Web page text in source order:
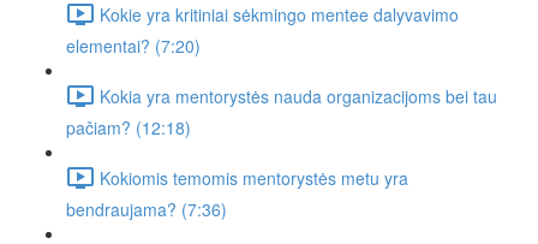
Kokie yra kritiniai sėkmingo mentee dalyvavimo
elementai? (7:20)
Kokia yra mentorystės nauda organizacijoms bei tau
pačiam? (12:18)
Kokiomis temomis mentorystės metu yra
bendraujama? (7:36)